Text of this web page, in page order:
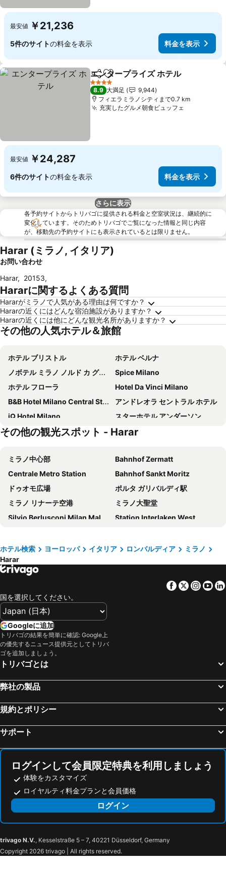
最安値 ￥21,236
5件のサイトの料金を表示 料金を表示
シェアお気に入りに追加
エンタープライズ ホテル
4 ホテルのランク
8.9 大満足
9,944
フィエラミラノシティまで0.7 km
充実したグルメ朝食ビュッフェ
最安値 ￥24,287
6件のサイトの料金を表示 料金を表示
さらに表示
各予約サイトからトリバゴに提供される料金と空室状況は、継続的に
変化しています。そのためトリバゴでご覧になった情報と同じ内容
が、移動先の予約サイトにも表示されているとは限りません。
Harar (ミラノ, イタリア)
お問い合わせ
Harar, 20153,
Hararに関するよくある質問
Hararがミラノで人気がある理由は何ですか？
Hararの近くにはどんな宿泊施設がありますか？
Hararの近くには他にどんな観光名所がありますか？
その他の人気ホテル＆旅館
ホテル ブリストル
ホテル ベルナ
ノボテル ミラノ ノルド カ グランダ
Spice Milano
ホテル フローラ
Hotel Da Vinci Milano
B&B Hotel Milano Central Station
アンドレオラ セントラル ホテル
iQ Hotel Milano
スターホテル アンダーソン
Hotel Metropoli
ibis Milano Centro
スターホテルズ E.c.ho.
B&B HOTEL Milano Ornato
Joy 124 Hotel Milano
Hd8 Hotel Milano
NYX Milan
Brunelleschi Hotel
43 Station Hotel
Just Hotel Milano
ホテル ベルニーナ
Holiday Inn Milan - Garibaldi Station by IHG
J24 Hotel Milano
ホテル ザ ベスト
ベスト ウェスタン ホテル マディソン
Hilton Milan
iH ホテルズ ミラノ ジョイア
アルマーニ ホテル ミラノ
Doria Grand Hotel
Hotel Galileo
Hotel Rio
ルーム メイト ジュリア
ホテル ラファエロ
Hotel Eva
ウナ ホテル クザー二
ホテル XXII マルゾー
ホテル サン シロ フィエラ
Hotel Oro Blu
ホテル リド
Mokinba Hotels Montebianco
Meliá Milano
ル クェルチ
Hotel Mirage Sure Hotel Collection by Best Western
ベストウェスタン ホテル アストリア
ベルシット
Hotel Accursio
ホテル アメンドーラ フィエーラ DoubleTree by Hilton Milan
B&B HOTEL Milano Portello
B&B Hotel Milano Portello
Hotel Emmy
B&B HOTEL Milano Sesto Marelli
その他の観光スポット - Harar
ミラノ中心部
Bahnhof Zermatt
Centrale Metro Station
Bahnhof Sankt Moritz
ドゥオモ広場
ポルタ ガリバルディ駅
ミラノ リナーテ空港
ミラノ大聖堂
Silvio Berlusconi Milan Malpensa Airport
Station Interlaken West
Milano Certosa
Zermatt Marathon
Verbier Festival
Stazione di Bergamo
アレーナ・ディ・ヴェローナ
Centro Direzionale di Milano
ルツェルン湖
Genova in Tour
コモ湖
Duomo Metro Station
Piazza della Vittoria
St Moritzersee
カペル橋
Breuil-Cervinia
Caiazzo Metro Station
Wengen Bahnhof
Lotto - Fieramilanocity Metro Station
サンタ・マリア・デッレ・グラツィエ教会
Museo del Duomo di Milano
Stazione Milano Lambrate
Sils Maria
Central Station
Veronafiere
Montreux Jazz Festival
Harar
San Siro Stadio Metro Station
Stadio Giuseppe Meazza
サン シーロ
Lampugnano Metro Station
Quarto Cagnino
ホテル検索 ヨーロッパ イタリア ロンバルディア
ミラノ
Harar
Facebook
Twitter
国を選択してください。
Googleに追加
トリバゴの結果を簡単に確認: Google上
の優先するニュース提供元としてトリバ
ゴを追加しましょう。
トリバゴとは
弊社の製品
規約とポリシー
サポート
ログインして会員限定特典を利用しましょう
体験をカスタマイズ
ロイヤルティ料金プランと会員価格
ログイン
trivago N.V., Kesselstraße 5 – 7, 40221 Düsseldorf, Germany
Copyright 2026 trivago | All rights reserved.